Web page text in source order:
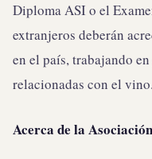
Diploma ASI o el
extranjeros deberán
en el país, trabajando
relacionadas con el vino.
Acerca de la